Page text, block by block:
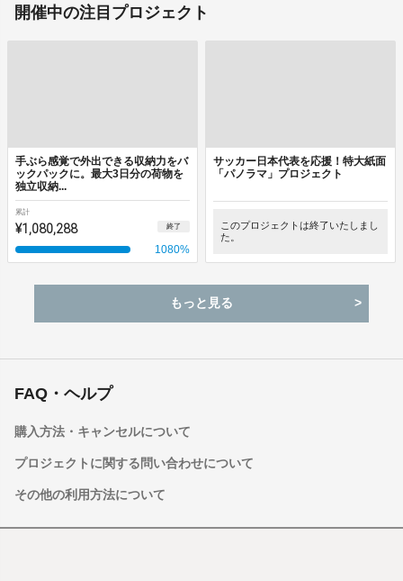
開催中の注目プロジェクト
手ぶら感覚で外出できる収納力をバ
ックパックに。最大3日分の荷物を
独立収納...
累計
¥1,080,288 終了
1080%
サッカー日本代表を応援！特大紙面
「パノラマ」プロジェクト
このプロジェクトは終了いたしまし
た。
もっと見る
FAQ・ヘルプ
購入方法・キャンセルについて
プロジェクトに関する問い合わせについて
その他の利用方法について